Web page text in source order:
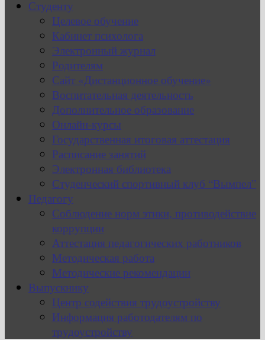
Студенту
Целевое обучение
Кабинет психолога
Электронный журнал
Родителям
Сайт «Дистанционное обучение»
Воспитательная деятельность
Дополнительное образование
Онлайн-курсы
Государственная итоговая аттестация
Расписание занятий
Электронная библиотека
Студенческий спортивный клуб “Вымпел”
Педагогу
Соблюдение норм этики, противодействие
коррупции
Аттестация педагогических работников
Методическая работа
Методические рекомендации
Выпускнику
Центр содействия трудоустройству
Информация работодателям по
трудоустройству